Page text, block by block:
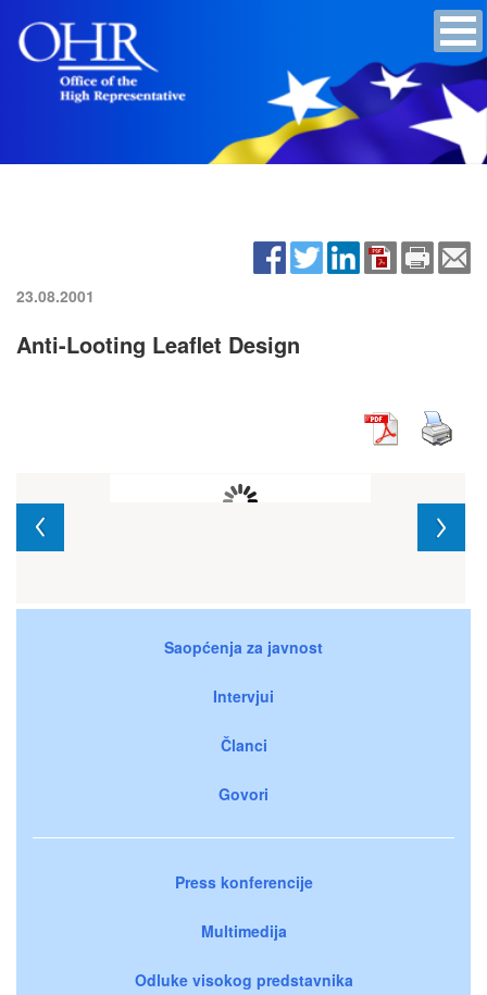
23.08.2001
Anti-Looting Leaflet Design
Saopćenja za javnost
Intervjui
Članci
Govori
Press konferencije
Multimedija
Odluke visokog predstavnika